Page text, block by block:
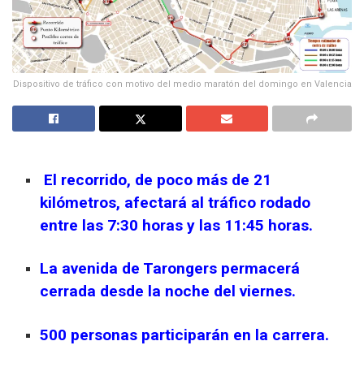
Dispositivo de tráfico con motivo del medio maratón del domingo en Valencia
El recorrido, de poco más de 21
kilómetros, afectará al tráfico rodado
entre las 7:30 horas y las 11:45 horas.
La avenida de Tarongers permacerá
cerrada desde la noche del viernes.
500 personas participarán en la carrera.